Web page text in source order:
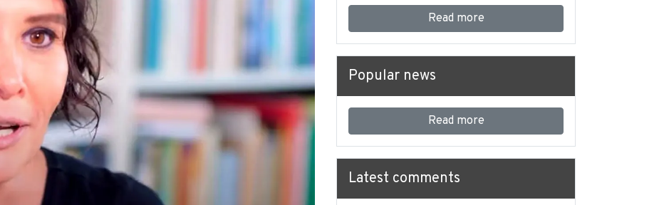
Read more
Popular news
Read more
Latest comments